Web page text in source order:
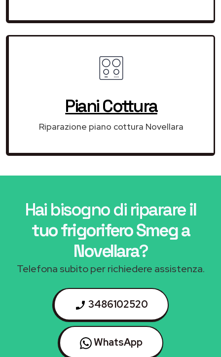
Piani Cottura
Riparazione piano cottura Novellara
Hai bisogno di riparareil
tuo frigorifero Smeg a
Novellara?
Telefona subito per richiedere assistenza.
3486102520
WhatsApp